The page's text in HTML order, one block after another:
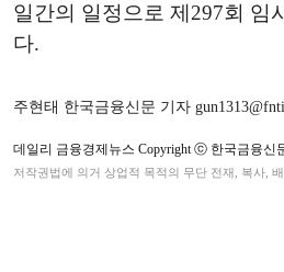
일간의 일정으로 제297회 임
다.
주현태 한국금융신문 기자
데일리 금융경제뉴스 Copyright ⓒ 한국금융신
저작권법에 의거 상업적 목적의 무단 전재, 복사,